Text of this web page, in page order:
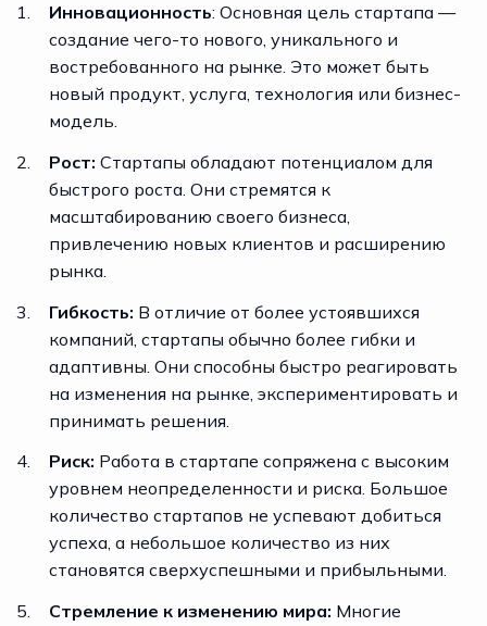
Инновационность: Основная цель стартапа —
создание чего-то нового, уникального и
востребованного на рынке. Это может быть
новый продукт, услуга, технология или бизнес-
модель.
Рост: Стартапы обладают потенциалом для
быстрого роста. Они стремятся к
масштабированию своего бизнеса,
привлечению новых клиентов и расширению
рынка.
Гибкость: В отличие от более устоявшихся
компаний, стартапы обычно более гибки и
адаптивны. Они способны быстро реагировать
на изменения на рынке, экспериментировать и
принимать решения.
Риск: Работа в стартапе сопряжена с высоким
уровнем неопределенности и риска. Большое
количество стартапов не успевают добиться
успеха, а небольшое количество из них
становятся сверхуспешными и прибыльными.
Стремление к изменению мира: Многие